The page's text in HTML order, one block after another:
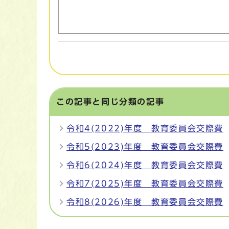
この記事と同じ分類の記事
令和4(2022)年度 教育委員会交際費
令和5(2023)年度 教育委員会交際費
令和6(2024)年度 教育委員会交際費
令和7(2025)年度 教育委員会交際費
令和8(2026)年度 教育委員会交際費